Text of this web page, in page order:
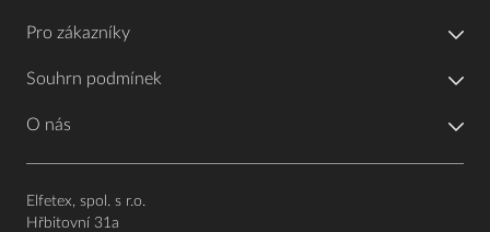
Pro zákazníky
Souhrn podmínek
O nás
Elfetex, spol. s r.o.
Hřbitovní 31a